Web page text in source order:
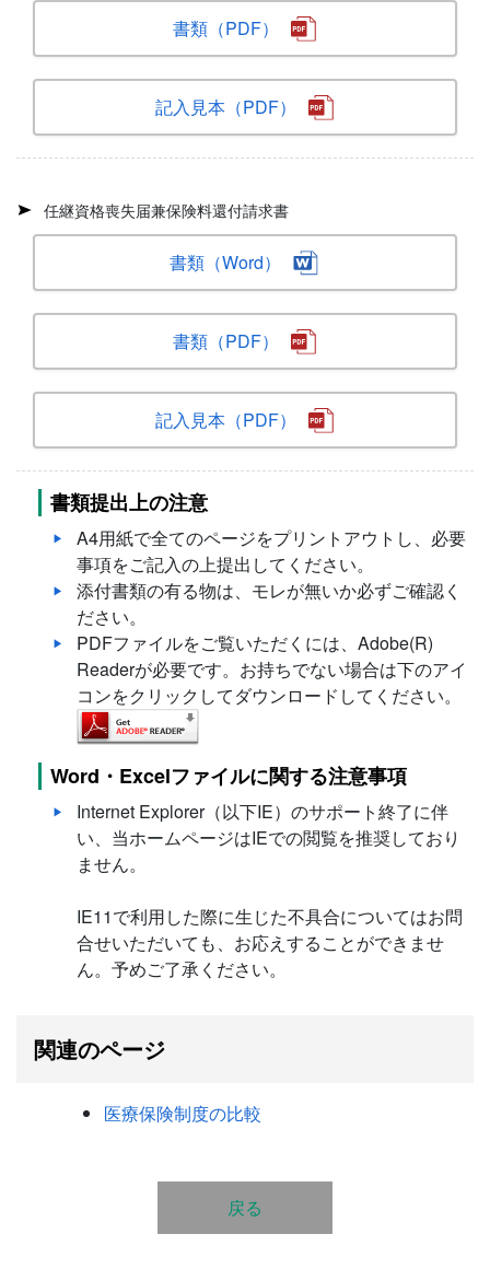
書類（PDF）
記入見本（PDF）
任継資格喪失届兼保険料還付請求書
書類（Word）
書類（PDF）
記入見本（PDF）
書類提出上の注意
A4用紙で全てのページをプリントアウトし、必要
事項をご記入の上提出してください。
添付書類の有る物は、モレが無いか必ずご確認く
ださい。
PDFファイルをご覧いただくには、Adobe(R)
Readerが必要です。お持ちでない場合は下のアイ
コンをクリックしてダウンロードしてください。
Word・Excelファイルに関する注意事項
Internet Explorer（以下IE）のサポート終了に伴
い、当ホームページはIEでの閲覧を推奨しており
ません。
IE11で利用した際に生じた不具合についてはお問
合せいただいても、お応えすることができませ
ん。予めご了承ください。
関連のページ
医療保険制度の比較
戻る